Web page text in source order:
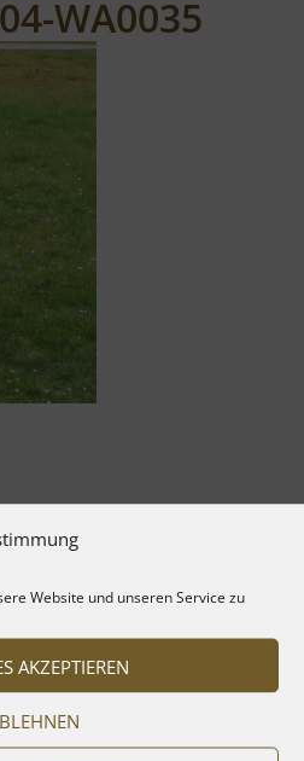
Website und unseren Service zu
AKZEPTIEREN
WA0035